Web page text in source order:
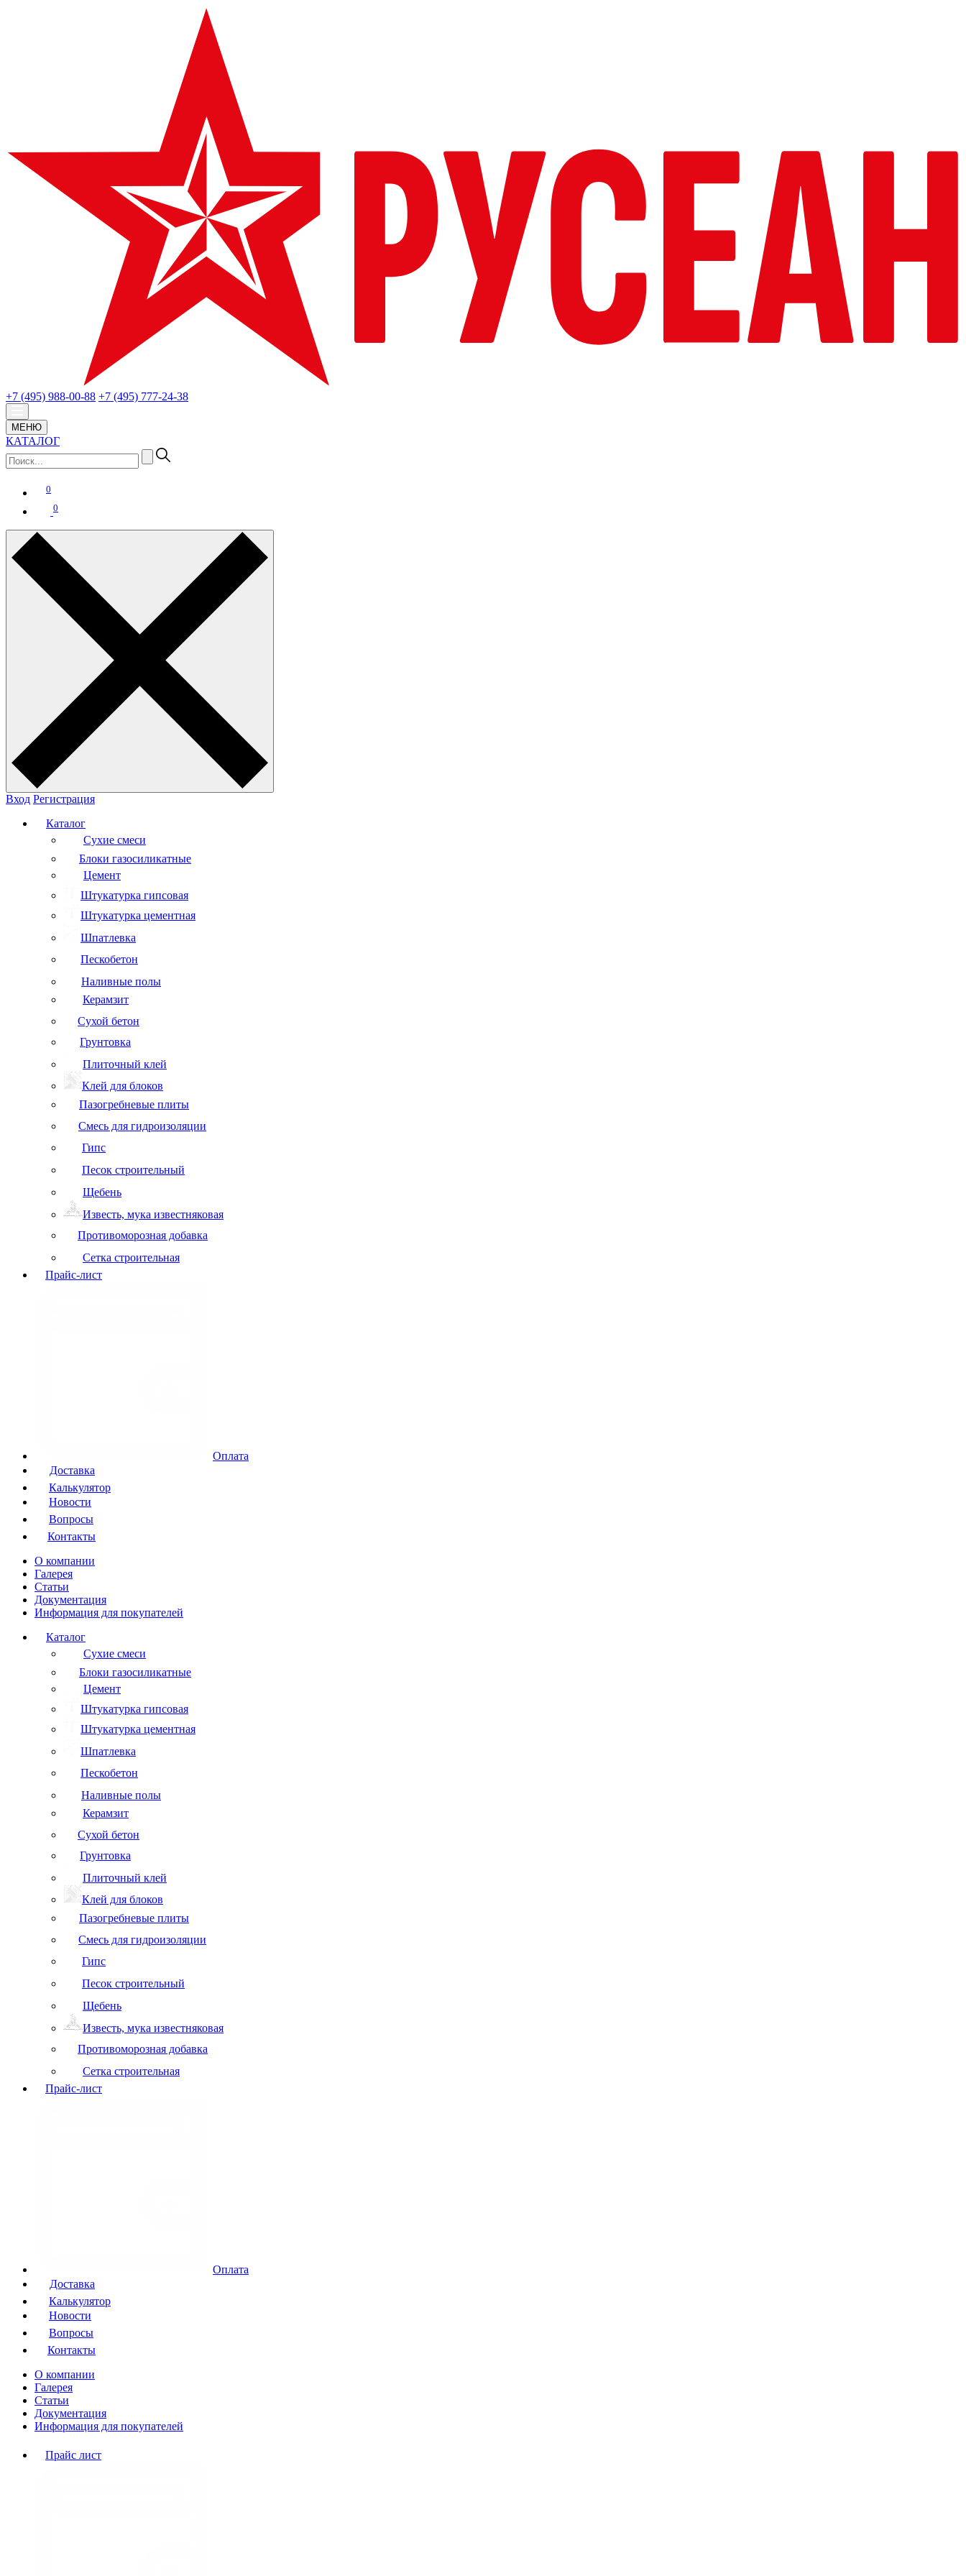
+7 (495) 988-00-88 +7 (495) 777-24-38
МЕНЮ
КАТАЛОГ
0
0
Вход Регистрация
Каталог
Сухие смеси
Блоки газосиликатные
Цемент
Штукатурка гипсовая
Штукатурка цементная
Шпатлевка
Пескобетон
Наливные полы
Керамзит
Сухой бетон
Грунтовка
Плиточный клей
Клей для блоков
Пазогребневые плиты
Смесь для гидроизоляции
Гипс
Песок строительный
Щебень
Известь, мука известняковая
Противоморозная добавка
Сетка строительная
Прайс-лист
Оплата
Доставка
Калькулятор
Новости
Вопросы
Контакты
О компании
Галерея
Статьи
Документация
Информация для покупателей
Каталог
Сухие смеси
Блоки газосиликатные
Цемент
Штукатурка гипсовая
Штукатурка цементная
Шпатлевка
Пескобетон
Наливные полы
Керамзит
Сухой бетон
Грунтовка
Плиточный клей
Клей для блоков
Пазогребневые плиты
Смесь для гидроизоляции
Гипс
Песок строительный
Щебень
Известь, мука известняковая
Противоморозная добавка
Сетка строительная
Прайс-лист
Оплата
Доставка
Калькулятор
Новости
Вопросы
Контакты
О компании
Галерея
Статьи
Документация
Информация для покупателей
Прайс лист